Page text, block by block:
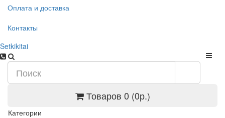
Оплата и доставка
Контакты
Setkikitai
Товаров 0 (0р.)
Категории